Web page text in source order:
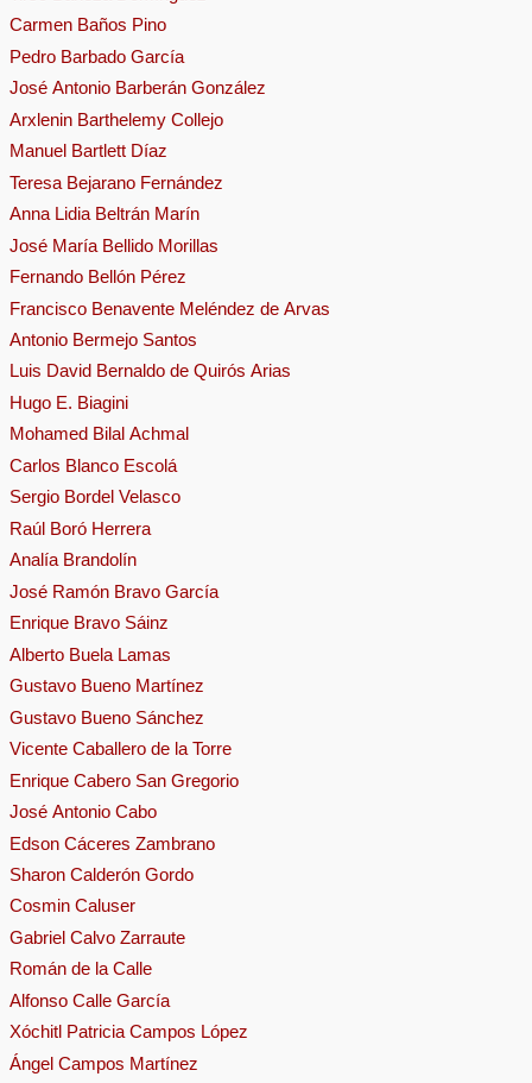
Carmen Baños Pino
Pedro Barbado García
José Antonio Barberán González
Arxlenin Barthelemy Collejo
Manuel Bartlett Díaz
Teresa Bejarano Fernández
Anna Lidia Beltrán Marín
José María Bellido Morillas
Fernando Bellón Pérez
Francisco Benavente Meléndez de Arvas
Antonio Bermejo Santos
Luis David Bernaldo de Quirós Arias
Hugo E. Biagini
Mohamed Bilal Achmal
Carlos Blanco Escolá
Sergio Bordel Velasco
Raúl Boró Herrera
Analía Brandolín
José Ramón Bravo García
Enrique Bravo Sáinz
Alberto Buela Lamas
Gustavo Bueno Martínez
Gustavo Bueno Sánchez
Vicente Caballero de la Torre
Enrique Cabero San Gregorio
José Antonio Cabo
Edson Cáceres Zambrano
Sharon Calderón Gordo
Cosmin Caluser
Gabriel Calvo Zarraute
Román de la Calle
Alfonso Calle García
Xóchitl Patricia Campos López
Ángel Campos Martínez